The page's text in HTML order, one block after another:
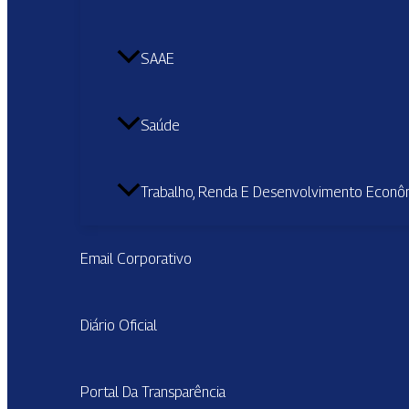
SAAE
Saúde
Trabalho, Renda E Desenvolvimento
Email Corporativo
Diário Oficial
Portal Da Transparência